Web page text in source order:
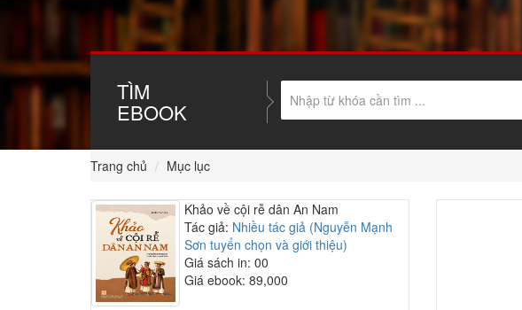
TÌM
EBOOK
Trang chủ Mục lục
Khảo về cội rễ dân An Nam
Tác giả: Nhiều tác giả (Nguyễn Mạnh
Sơn tuyển chọn và giới thiệu)
Giá sách in: 00
Giá ebook: 89,000